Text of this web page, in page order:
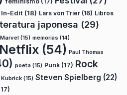
In-Edit (18) Lars von Trier (16) Libros
japonesa (29)
Marvel (15) memorias (14)
Netflix (54) Paul Thomas
poeta (15) Punk (17) Rock
(15) Steven Spielberg (22)